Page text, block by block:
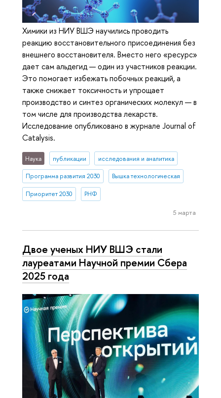
Химики из НИУ ВШЭ научились проводить
реакцию восстановительного присоединения без
внешнего восстановителя. Вместо него «ресурс»
дает сам альдегид — один из участников реакции.
Это помогает избежать побочных реакций, а
также снижает токсичность и упрощает
производство и синтез органических молекул — в
том числе для производства лекарств.
Исследование опубликовано в журнале Journal of
Catalysis.
Наука публикации исследования и аналитика
Программа развития 2030 Вышка технологическая
Приоритет 2030 РНФ
5 марта
Двое ученых НИУ ВШЭ стали
лауреатами Научной премии Сбера
2025 года